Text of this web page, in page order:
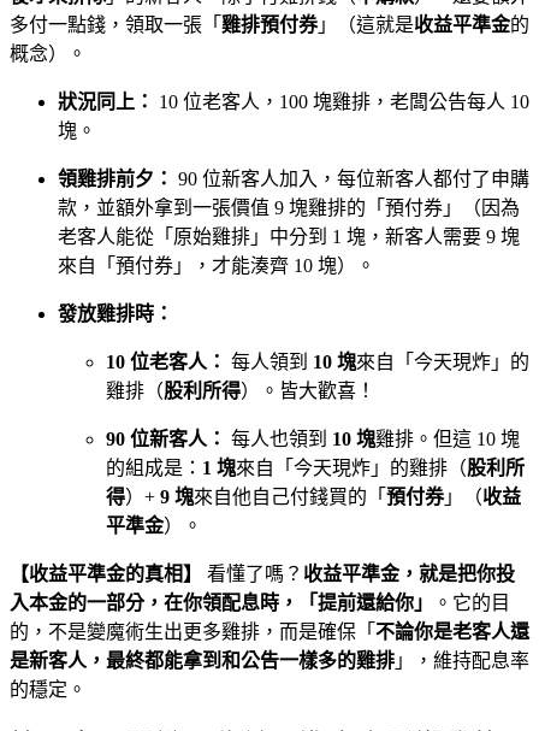
多付一點錢，領取一張「 雞排預付券」（這就是收益平準金的
概念）。
狀況同上：
10 位老客人，100 塊雞排，老闆公告每人 10
塊。
領雞排前夕： 90 位新客人加入，每位新客人都付了申購
款，並額外拿到一張價值 9 塊雞排的「預付券」（因為
老客人能從「原始雞排」中分到 1 塊，新客人需要 9 塊
來自「預付券」，才能湊齊 10 塊）。
發放雞排時：
10 位老客人： 每人領到 10 塊來自「今天現炸」的
雞排（股利所得）。皆大歡喜！
90 位新客人： 每人也領到 10 塊雞排。但這 10 塊
的組成是： 1 塊來自「今天現炸」的雞排（股利所
得）+ 9 塊來自他自己付錢買的「 預付券」（收益
平準金）。
【收益平準金的真相】 看懂了嗎？ 收益平準金，就是把你投
入本金的一部分，在你領配息時，「提前還給你」
。它的目
的，不是變魔術生出更多雞排，而是確保「 不論你是老客人還
是新客人，最終都能拿到和公告一樣多的雞排 」，維持配息率
的穩定。